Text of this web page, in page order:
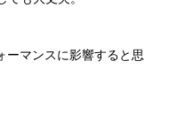
ーマンスに影響すると思